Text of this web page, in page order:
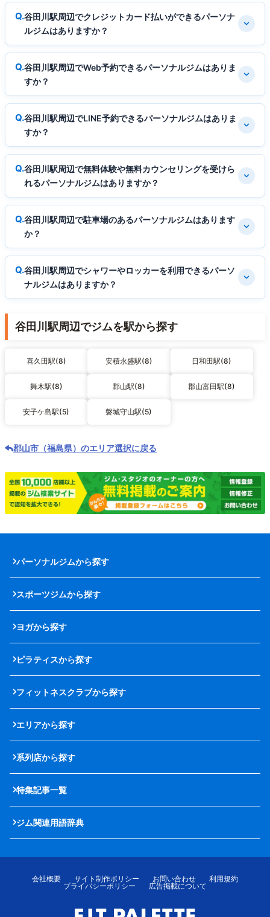
谷田川駅周辺でクレジットカード払いができるパーソナ
ルジムはありますか？
谷田川駅周辺でWeb予約できるパーソナルジムはありま
すか？
谷田川駅周辺でLINE予約できるパーソナルジムはありま
すか？
谷田川駅周辺で無料体験や無料カウンセリングを受けら
れるパーソナルジムはありますか？
谷田川駅周辺で駐車場のあるパーソナルジムはあります
か？
谷田川駅周辺でシャワーやロッカーを利用できるパーソ
ナルジムはありますか？
谷田川駅周辺でジムを駅から探す
喜久田駅(8) 安積永盛駅(8) 日和田駅(8)
舞木駅(8) 郡山駅(8) 郡山富田駅(8)
安子ケ島駅(5) 磐城守山駅(5)
郡山市（福島県）のエリア選択に戻る
パーソナルジムから探す
スポーツジムから探す
ヨガから探す
ピラティスから探す
フィットネスクラブから探す
エリアから探す
系列店から探す
特集記事一覧
ジム関連用語辞典
会社概要 サイト制作ポリシー お問い合わせ
利用規約
プライバシーポリシー
広告掲載について